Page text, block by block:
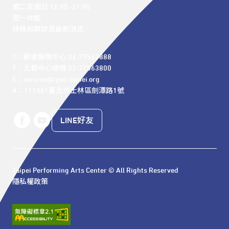
T：顧客服務中心 02-77563888
T：北藝中心總機 02-77563800
E：service@tpac-taipei.org
A：111081臺北市士林區劍潭路1號
LINE好友
Taipei Performing Arts Center © All Rights Reserved
隱私權政策